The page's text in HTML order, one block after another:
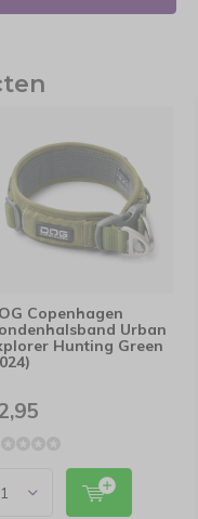
Copenhagen
Urban
Hunting Green